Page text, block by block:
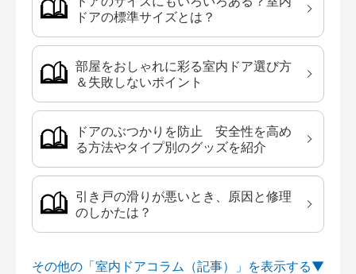
ドアの標準サイズとは？
部屋をおしゃれに彩る室内ドア選び方
＆失敗しないポイント
ドアのぶつかりを防止 安全性を高め
る方法やタイプ別のグッズを紹介
引き戸の滑りが悪いとき、原因と修理
のしかたは？
その他の「室内ドアコラム（記事）」を